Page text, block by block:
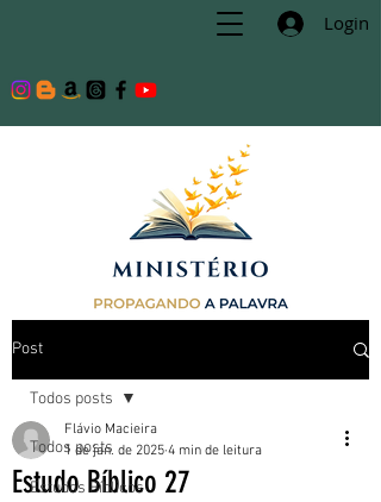
Login
Post
Todos posts
Estudos Bíblicos
Todos posts
Estudo Bíblico 27
Flávio Macieira
1 de jan. de 2025 4 min de leitura